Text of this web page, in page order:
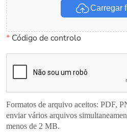
Carregar
*Código de controlo
Formatos de arquivo aceitos: PDF,
enviar vários arquivos
menos de 2 MB.